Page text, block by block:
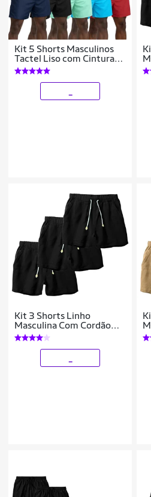
Kit 5 Shorts Masculinos
Tactel Liso com Cintura
Ajustável Academia e Uso
diário
Kit 3 Shorts Linho
Masculina Com Cordão
Bermuda Casual Verão